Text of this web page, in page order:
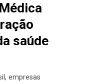
saúde
, empresas